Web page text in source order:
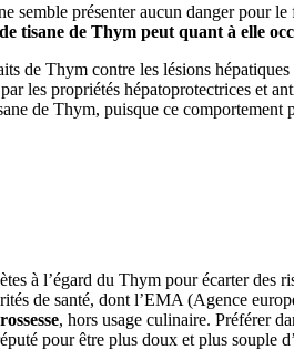
semble présenter aucun danger pour
tisane de Thym peut quant à elle
de Thym contre les lésions
les propriétés hépatoprotectrices et
de Thym, puisque ce
à l’égard du Thym pour écarter
de santé, dont l’EMA (Agence
, hors usage culinaire. Préférer
pour être plus doux et plus souple